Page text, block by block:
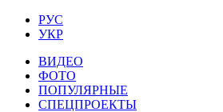
РУС
УКР
ВИДЕО
ФОТО
ПОПУЛЯРНЫЕ
СПЕЦПРОЕКТЫ